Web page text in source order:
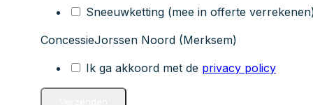
Sneeuwketting (mee in offerte
ConcessieJorssen Noord (Merksem)
Ik ga akkoord met de privacy policy